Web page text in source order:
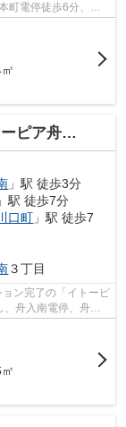
町電停徒歩6分、舟
マンション
」駅 徒歩3分
」駅 徒歩7分
口町 」駅 徒歩7
３丁目
舟入南電停、舟入